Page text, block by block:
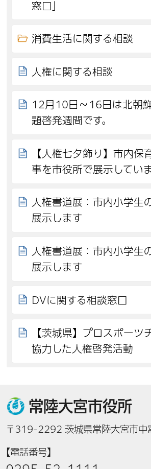
窓口」
消費生活に関する相談
人権に関する相談
12月10日～16日は北朝
題啓発週間です。
【人権七夕飾り】市内保
事を市役所で展示してい
人権書道展：市内小学生
展示します
人権書道展：市内小学生
展示します
DVに関する相談窓口
【茨城県】プロスポーツ
協力した人権啓発活動
常陸大宮市役所
〒319-2292 茨城県常陸大宮市
【電話番号】